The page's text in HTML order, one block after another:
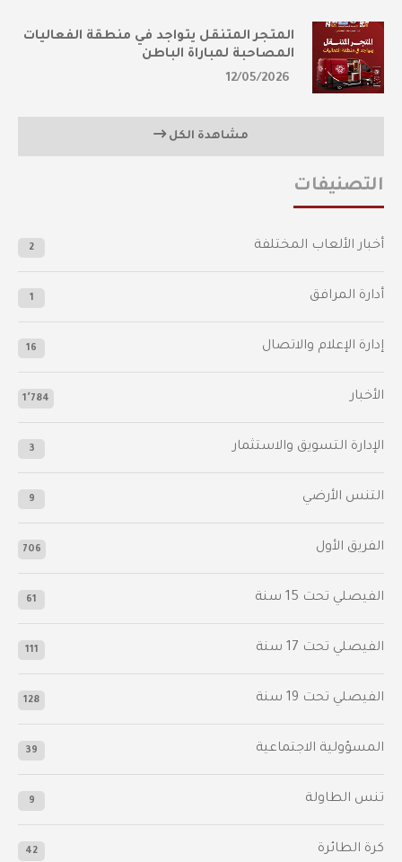
المتجر المتنقل يتواجد في منطقة الفعاليات
المصاحبة لمباراة الباطن
12/05/2026
مشاهدة الكل
التصنيفات
أخبار الألعاب المختلفة 2
أدارة المرافق 1
إدارة الإعلام والاتصال 16
الأخبار 1٬784
الإدارة التسويق والاستثمار 3
التنس الأرضي 9
الفريق الأول 706
الفيصلي‬⁩ تحت 15 سنة 61
‫الفيصلي‬⁩ تحت 17 سنة 111
الفيصلي‬⁩ تحت 19 سنة 128
المسؤولية الاجتماعية 39
تنس الطاولة 9
كرة الطائرة 42